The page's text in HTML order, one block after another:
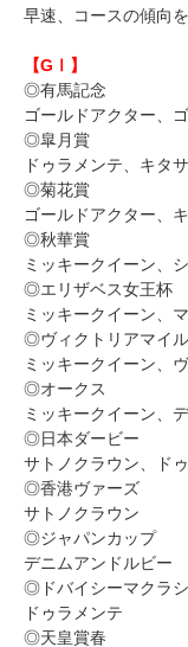
早速、コースの傾向
【GⅠ】
◎有馬記念
ゴールドアクター、
◎皐月賞
ドゥラメンテ、キタ
◎菊花賞
ゴールドアクター、
◎秋華賞
ミッキークイーン、
◎エリザベス女王杯
ミッキークイーン、
◎ヴィクトリアマイル
ミッキークイーン、
◎オークス
ミッキークイーン、
◎日本ダービー
サトノクラウン、ド
◎香港ヴァーズ
サトノクラウン
◎ジャパンカップ
デニムアンドルビー
◎ドバイシーマクラ
ドゥラメンテ
◎天皇賞春